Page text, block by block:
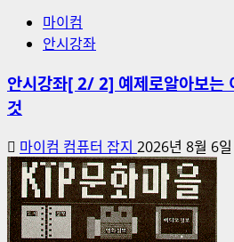
마이컴
안시강좌
안시강좌[ 2/ 2] 예제로알아보는
것
마이컴 컴퓨터 잡지 2026년 8월 6일